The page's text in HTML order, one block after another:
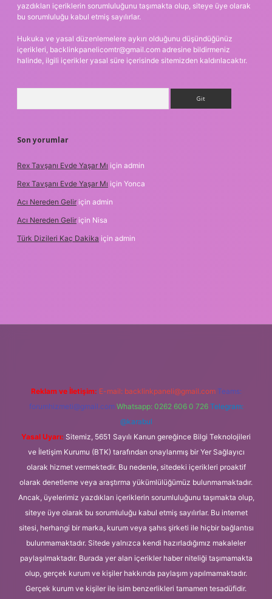
yazdıkları içeriklerin sorumluluğunu taşımakta olup, siteye üye olarak
bu sorumluluğu kabul etmiş sayılırlar.
Hukuka ve yasal düzenlemelere aykırı olduğunu düşündüğünüz
içerikleri, backlinkpanelicomtr@gmail.com adresine bildirmeniz
halinde, ilgili içerikler yasal süre içerisinde sitemizden kaldırılacaktır.
Son yorumlar
Rex Tavşanı Evde Yaşar Mı için admin
Rex Tavşanı Evde Yaşar Mı için Yonca
Acı Nereden Gelir için admin
Acı Nereden Gelir için Nisa
Türk Dizileri Kaç Dakika için admin
Reklam ve İletişim: E-mail: backlinkpaneli@gmail.com Teams:
forumhizmeti@gmail.com Whatsapp: 0262 606 0 726 Telegram:
@karabul
Yasal Uyarı: Sitemiz, 5651 Sayılı Kanun gereğince Bilgi Teknolojileri
ve İletişim Kurumu (BTK) tarafından onaylanmış bir Yer Sağlayıcı
olarak hizmet vermektedir. Bu nedenle, sitedeki içerikleri proaktif
olarak denetleme veya araştırma yükümlülüğümüz bulunmamaktadır.
Ancak, üyelerimiz yazdıkları içeriklerin sorumluluğunu taşımakta olup,
siteye üye olarak bu sorumluluğu kabul etmiş sayılırlar. Bu internet
sitesi, herhangi bir marka, kurum veya şahıs şirketi ile hiçbir bağlantısı
bulunmamaktadır. Sitede yalnızca kendi hazırladığımız makaleler
paylaşılmaktadır. Burada yer alan içerikler haber niteliği taşımamakta
olup, gerçek kurum ve kişiler hakkında paylaşım yapılmamaktadır.
Gerçek kurum ve kişiler ile isim benzerlikleri tamamen tesadüfidir.